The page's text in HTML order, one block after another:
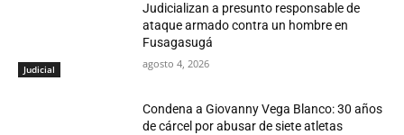
Judicial
Judicializan a presunto responsable de
ataque armado contra un hombre en
Fusagasugá
agosto 4, 2026
Condena a Giovanny Vega Blanco: 30 años
de cárcel por abusar de siete atletas